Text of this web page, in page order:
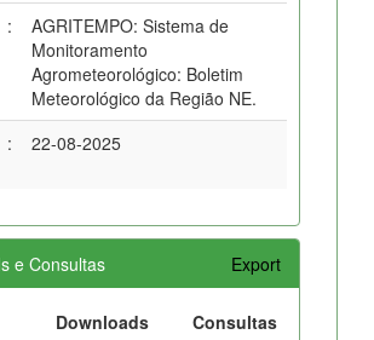
:
AGRITEMPO: Sistema de
Monitoramento
Agrometeorológico: Boletim
Meteorológico da Região NE.
: 22-08-2025
e Consultas Export
Downloads
Consultas